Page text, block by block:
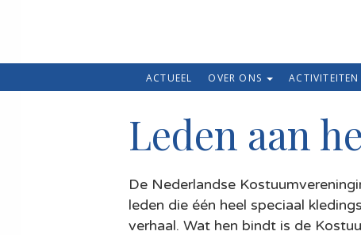
ACTUEEL OVER ONS ACTIVITEITEN
Leden aan
De Nederlandse
leden die één heel speciaal
verhaal. Wat hen bindt is de